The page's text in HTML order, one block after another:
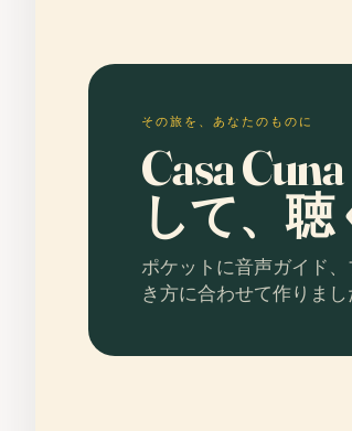
その旅を、あなたのものに
Casa
して、
ポケットに音声ガイド
き方に合わせて作りまし